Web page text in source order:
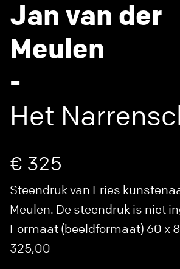
Jan van der
Meulen
-
Het
€ 325
Steendruk van Fries
Meulen. De steendruk is niet
Formaat (beeldformaat) 60 x
325,00